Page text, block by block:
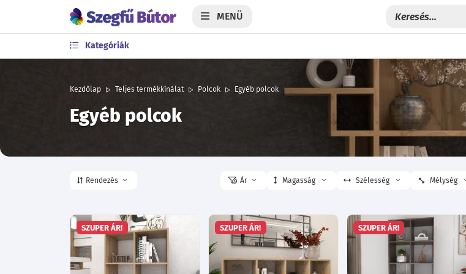
MENÜ
Kategóriák
Kezdőlap Teljes termékkínálat Polcok Egyéb polcok
Egyéb polcok
Rendezés Ár Magasság Szélesség Mélység
SZUPER ÁR! SZUPER ÁR! SZUPER ÁR!